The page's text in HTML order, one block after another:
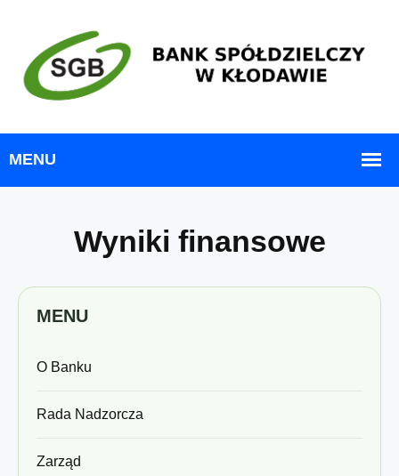
Wyniki finansowe
MENU
O Banku
Rada Nadzorcza
Zarząd